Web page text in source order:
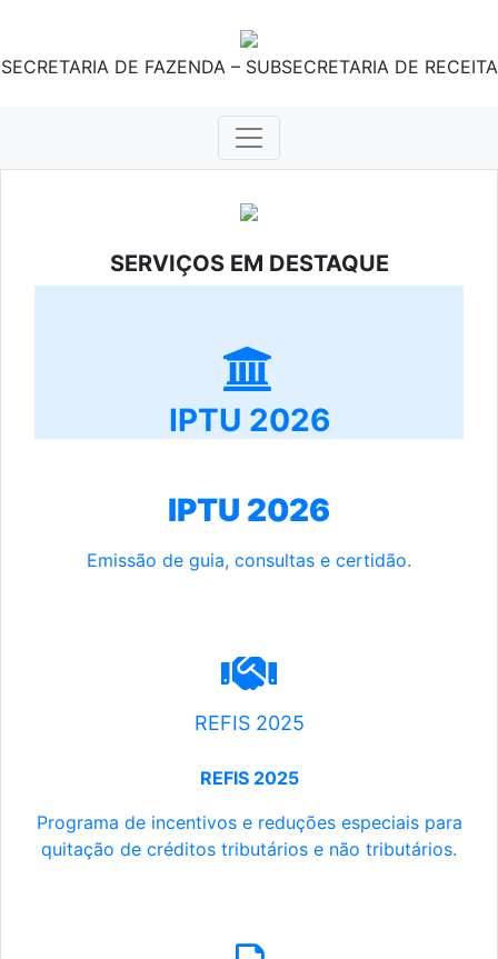
SECRETARIA DE FAZENDA – SUBSECRETARIA DE RECEITA
SERVIÇOS EM DESTAQUE
IPTU 2026
IPTU 2026
Emissão de guia, consultas e certidão.
REFIS 2025
REFIS 2025
Programa de incentivos e reduções especiais para
quitação de créditos tributários e não tributários.